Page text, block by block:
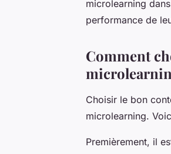
microlearning
performance de
Comment
Choisir le bon
microlearning.
Premièrement, il